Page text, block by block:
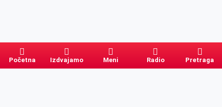
Početna Izdvajamo Meni Radio Pretraga